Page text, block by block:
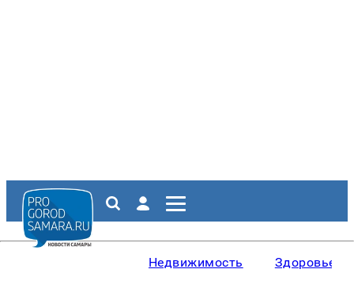
Недвижимость Здоровье